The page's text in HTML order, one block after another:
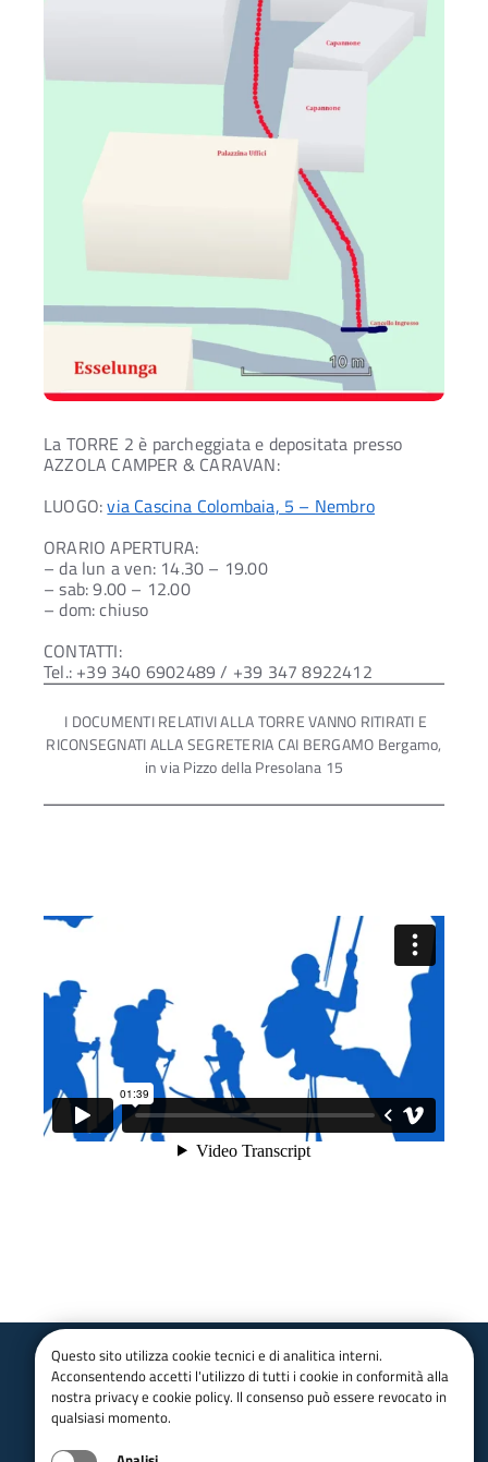
La TORRE 2 è parcheggiata e depositata presso
AZZOLA CAMPER & CARAVAN:
LUOGO:via Cascina Colombaia, 5 – Nembro
ORARIO APERTURA:
– da lun a ven: 14.30 – 19.00
– sab: 9.00 – 12.00
– dom: chiuso
CONTATTI:
Tel.: +39 340 6902489 / +39 347 8922412
I DOCUMENTI RELATIVI ALLA TORRE VANNO RITIRATI E
RICONSEGNATI ALLA SEGRETERIA CAI BERGAMO Bergamo,
in via Pizzo della Presolana 15
Club Alpino Italiano
Lombardia
email:gr_cai_lombardia@cai.it
Questo sito utilizza cookie tecnici e di analitica interni.
Acconsentendo accetti l'utilizzo di tutti i cookie in conformità alla
nostra privacy e cookie policy. Il consenso può essere revocato in
qualsiasi momento.